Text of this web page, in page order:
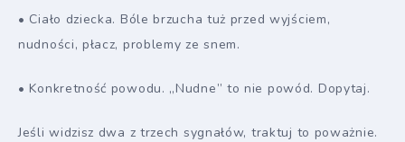
• Ciało dziecka. Bóle brzucha tuż przed wyjściem,
nudności, płacz, problemy ze snem.
• Konkretność powodu. „Nudne” to nie powód. Dopytaj.
Jeśli widzisz dwa z trzech sygnałów, traktuj to poważnie.